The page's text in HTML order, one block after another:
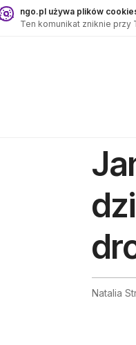
ngo.pl używa plików
Ten komunikat zniknie przy
Natalia